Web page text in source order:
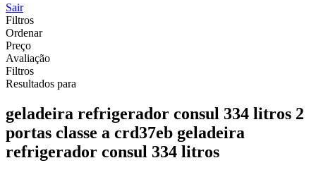
Sair
Filtros
Ordenar
Preço
Avaliação
Filtros
Resultados para
geladeira refrigerador consul 334 litros 2
portas classe a crd37eb geladeira
refrigerador consul 334 litros